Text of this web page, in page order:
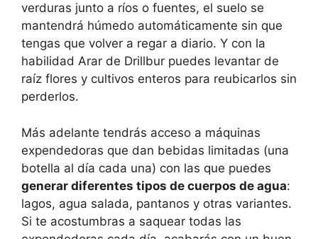
verduras junto a ríos o fuentes, el suelo se
mantendrá húmedo automáticamente sin que
tengas que volver a regar a diario. Y con la
habilidad Arar de Drillbur puedes levantar de
raíz flores y cultivos enteros para reubicarlos sin
perderlos.
Más adelante tendrás acceso a máquinas
expendedoras que dan bebidas limitadas (una
botella al día cada una) con las que puedes
generar diferentes tipos de cuerpos de agua:
lagos, agua salada, pantanos y otras variantes.
Si te acostumbras a saquear todas las